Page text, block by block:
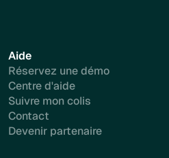
Aide
Réservez une démo
Centre d'aide
Suivre mon colis
Contact
Devenir partenaire